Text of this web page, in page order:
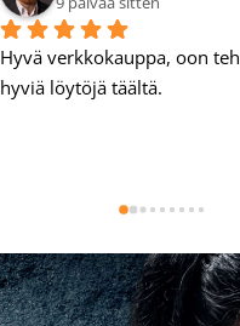
Laatu kamaa 💪